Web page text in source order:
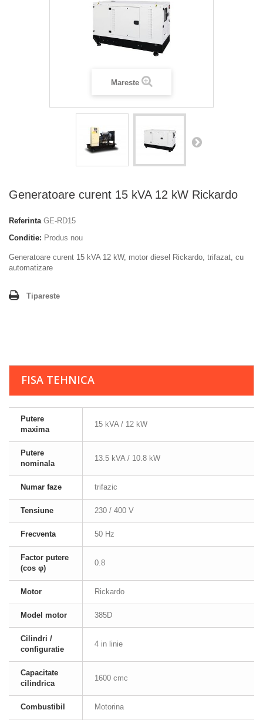
Mareste
Generatoare curent 15 kVA 12 kW Rickardo
Referinta GE-RD15
Conditie: Produs nou
Generatoare curent 15 kVA 12 kW, motor diesel Rickardo, trifazat, cu
automatizare
Tipareste
FISA TEHNICA
Putere
maxima
15 kVA / 12 kW
Putere
nominala
13.5 kVA / 10.8 kW
Numar faze trifazic
Tensiune 230 / 400 V
Frecventa 50 Hz
Factor putere
(cos φ)
0.8
Motor Rickardo
Model motor 385D
Cilindri /
configuratie
4 in linie
Capacitate
cilindrica
1600 cmc
Combustibil Motorina